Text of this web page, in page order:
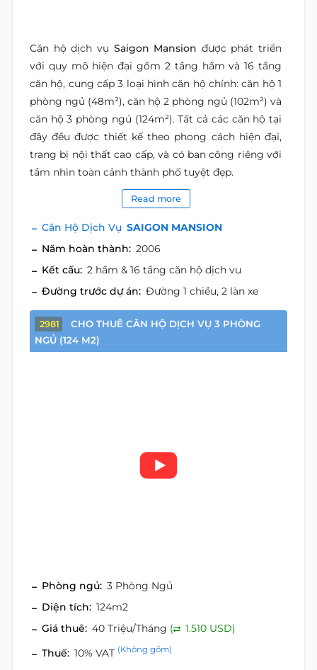
Căn hộ dịch vụ Saigon Mansion được phát triển
với quy mô hiện đại gồm 2 tầng hầm và 16 tầng
căn hộ, cung cấp 3 loại hình căn hộ chính: căn hộ 1
phòng ngủ (48m²), căn hộ 2 phòng ngủ (102m²) và
căn hộ 3 phòng ngủ (124m²). Tất cả các căn hộ tại
đây đều được thiết kế theo phong cách hiện đại,
trang bị nội thất cao cấp, và có ban công riêng với
tầm nhìn toàn cảnh thành phố tuyệt đẹp.
Read more
Căn Hộ Dịch Vụ SAIGON MANSION
Năm hoàn thành: 2006
Kết cấu: 2 hầm & 16 tầng căn hộ dịch vụ
Đường trước dự án: Đường 1 chiều, 2 làn xe
2981
CHO THUÊ CĂN HỘ DỊCH VỤ 3 PHÒNG
NGỦ (124 M2)
Phòng ngủ: 3 Phòng Ngủ
Diện tích: 124m2
Giá thuê: 40 Triệu/Tháng (
1.510 USD)
Thuế: 10% VAT (Không gồm)